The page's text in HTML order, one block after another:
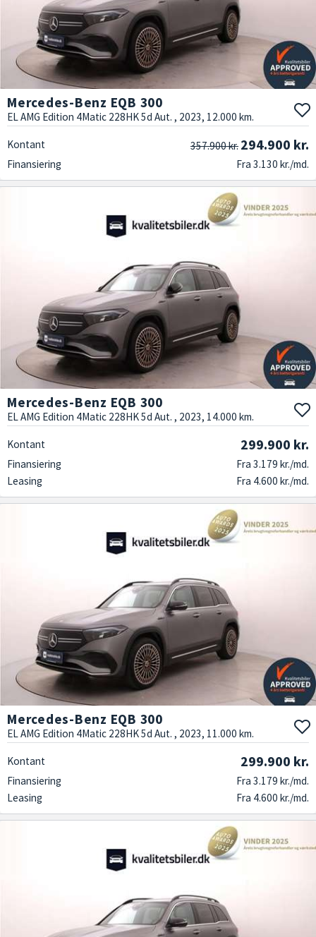
Mercedes-Benz EQB 300
EL AMG Edition 4Matic 228HK 5d Aut. , 2023, 12.000 km.
Kontant 357.900 kr. 294.900 kr.
Finansiering Fra 3.130 kr./md.
Mercedes-Benz EQB 300
EL AMG Edition 4Matic 228HK 5d Aut. , 2023, 14.000 km.
Kontant 299.900 kr.
Finansiering
Fra 3.179 kr./md.
Leasing
Fra 4.600 kr./md.
Mercedes-Benz EQB 300
EL AMG Edition 4Matic 228HK 5d Aut. , 2023, 11.000 km.
Kontant 299.900 kr.
Finansiering
Fra 3.179 kr./md.
Leasing
Fra 4.600 kr./md.